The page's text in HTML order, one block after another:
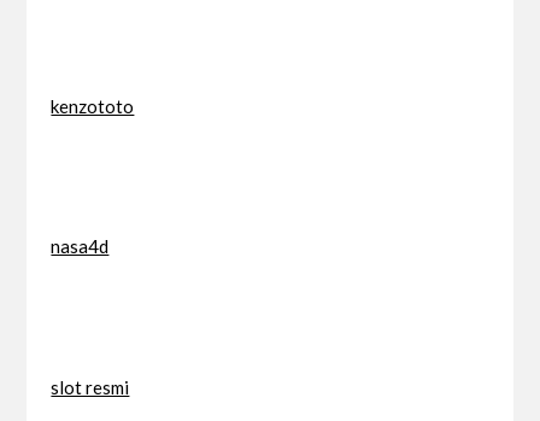
kenzototo
nasa4d
slot resmi